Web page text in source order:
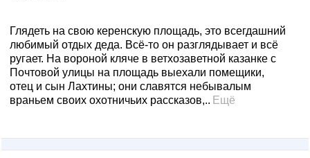
Глядеть на свою керенскую площадь, это всегдашний
любимый отдых деда. Всё-то он разглядывает и всё
ругает. На вороной кляче в ветхозаветной казанке с
Почтовой улицы на площадь выехали помещики,
отец и сын Лахтины; они славятся небывалым
враньем своих охотничьих рассказов,.. Ещё